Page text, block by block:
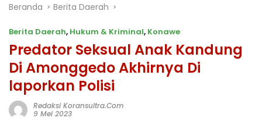
Beranda Berita Daerah
Berita Daerah, Hukum & Kriminal, Konawe
Predator Seksual Anak Kandung
Di Amonggedo Akhirnya Di
laporkan Polisi
Redaksi Koransultra.com
9 Mei 2023